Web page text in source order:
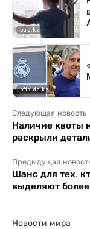
Следующая новость
Наличие квоты
раскрыли
Предыдущая
Шанс для тех,
выделяют более
Новости мира